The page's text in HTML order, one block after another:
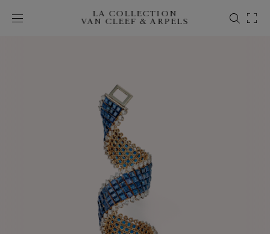
LA COLLECTION
VAN CLEEF & ARPELS